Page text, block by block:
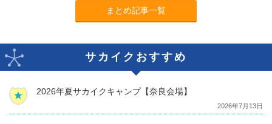
まとめ記事一覧
サカイクおすすめ
2026年夏サカイクキャンプ【奈良会場】
2026年7月13日